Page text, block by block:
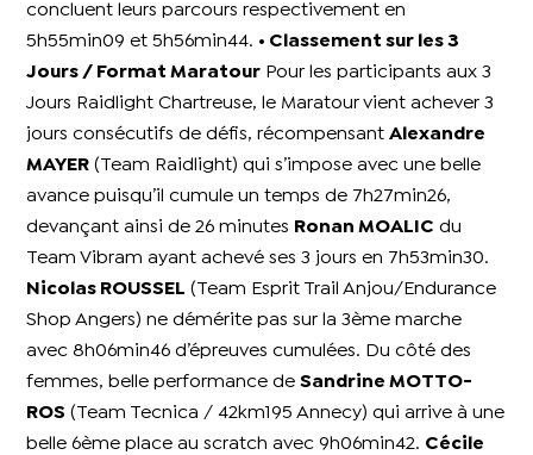
concluent leurs parcours respectivement en
5h55min09 et 5h56min44. • Classement sur les 3
Jours / Format Maratour Pour les participants aux 3
Jours Raidlight Chartreuse, le Maratour vient achever 3
jours consécutifs de défis, récompensantAlexandre
MAYER (Team Raidlight) qui s’impose avec une belle
avance puisqu’il cumule un temps de 7h27min26,
devançant ainsi de 26 minutes
Ronan MOALIC du
Team Vibram ayant achevé ses 3 jours en 7h53min30.
Nicolas ROUSSEL (Team Esprit Trail Anjou/Endurance
Shop Angers) ne démérite pas sur la 3ème marche
avec 8h06min46 d’épreuves cumulées. Du côté des
femmes, belle performance deSandrine MOTTO-
ROS (Team Tecnica / 42km195 Annecy) qui arrive à une
belle 6ème place au scratch avec 9h06min42. Cécile